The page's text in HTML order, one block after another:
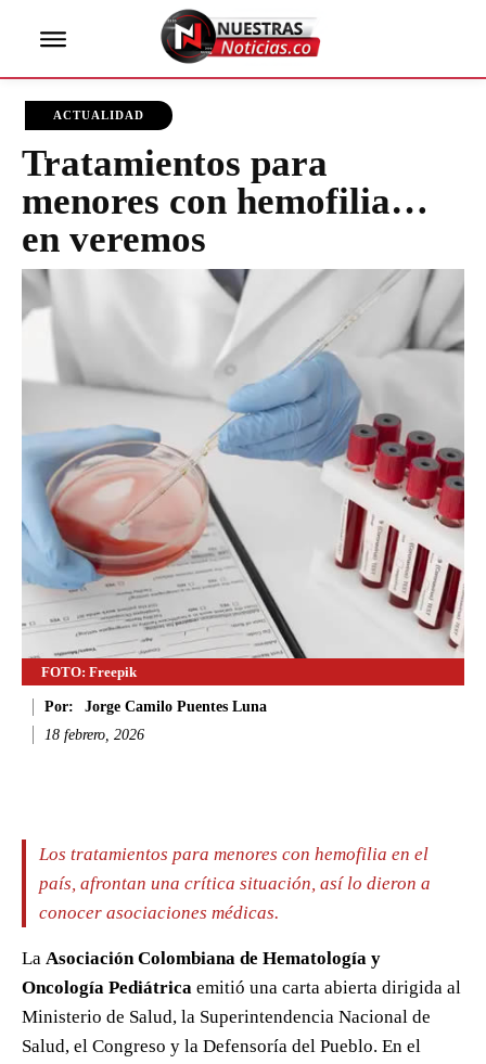
ACTUALIDAD
Tratamientos para
menores con hemofilia…
en veremos
FOTO: Freepik
Por:
Jorge Camilo Puentes Luna
18 febrero, 2026
Los tratamientos para menores con hemofilia en el
país, afrontan una crítica situación, así lo dieron a
conocer asociaciones médicas.
La Asociación Colombiana de Hematología y
Oncología Pediátrica emitió una carta abierta dirigida al
Ministerio de Salud, la Superintendencia Nacional de
Salud, el Congreso y la Defensoría del Pueblo. En el